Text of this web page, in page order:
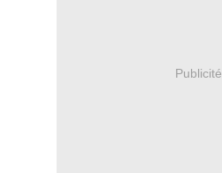
Publicité